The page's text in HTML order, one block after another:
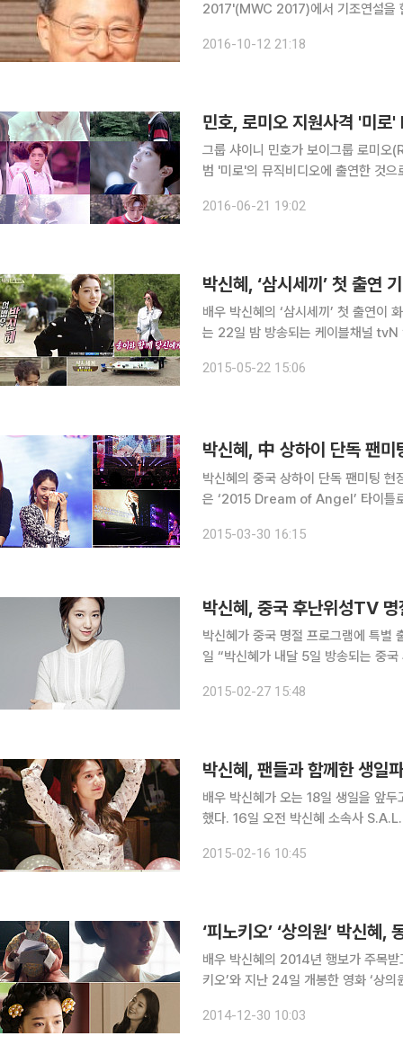
2017'(MWC 2017)에서 기조연설을 한다. 세계이동통신사업자협회(GSMA)는 12
2016-10-12 21:18
민호, 로미오 지원사격 '미
그룹 샤이니 민호가 보이그룹 로미오
범 '미로'의 뮤직비디오에 출연한 것으로 알려져 기대를 모
2016-06-21 19:02
박신혜, ‘삼시세끼’ 첫 출연
배우 박신혜의 ‘삼시세끼’ 첫 출연이 화제다. 소속사 S.A.L.T.(솔트)엔터테인먼트에
는 22일 밤 방송되는 케이블채널 tvN ‘삼시
금요일 밤을 만들어드리겠습니다. 커
2015-05-22 15:06
박신혜, 中 상하이 단독 팬미
박신혜의 중국 상하이 단독 팬미팅 현장이 공개됐다. 28일 박신혜 소
은 ‘2015 Dream of Angel’ 타이틀
갖고 다음 날 상해 정안구에 위치한
2015-03-30 16:15
박신혜, 중국 후난위성TV 명
박신혜가 중국 명절 프로그램에 특별 출연한다. 박신혜 소속사 S.A.L.T. 엔터
일 “박신혜가 내달 5일 방송되는 중
설과 함께 중국의 가장 큰 명절로 꼽
2015-02-27 15:48
박신혜, 팬들과 함께한 생일
배우 박신혜가 오는 18일 생일을 앞두
했다. 16일 오전 박신혜 소속사 S.A.L.T.엔터테인먼트는 팬들과 행복한 시간을 함께한 박신혜의 환
국내외 팬 200여명이 자리한 가운데
2015-02-16 10:45
‘피노키오’ ‘상의원’ 박신혜
배우 박신혜의 2014년 행보가 주목받고 있다. 박신혜는 인기리에 방송중인
키오’와 지난 24일 개봉한 영화 ‘상
극중 피노키오 증후군을 가진 인하는
2014-12-30 10:03